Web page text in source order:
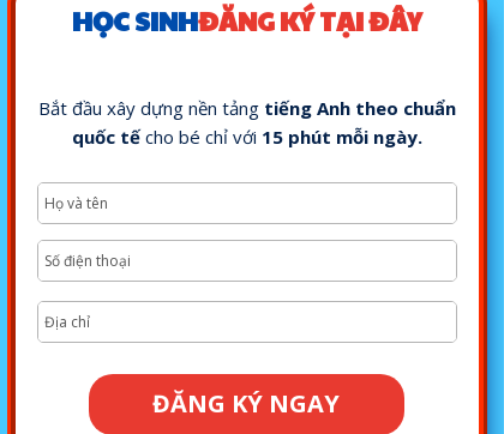
HỌC SINHĐĂNG KÝ TẠI ĐÂY
Bắt đầu xây dựng nền tảng tiếng Anh theo chuẩn
quốc tế cho bé chỉ với 15 phút mỗi ngày.
ĐĂNG KÝ NGAY